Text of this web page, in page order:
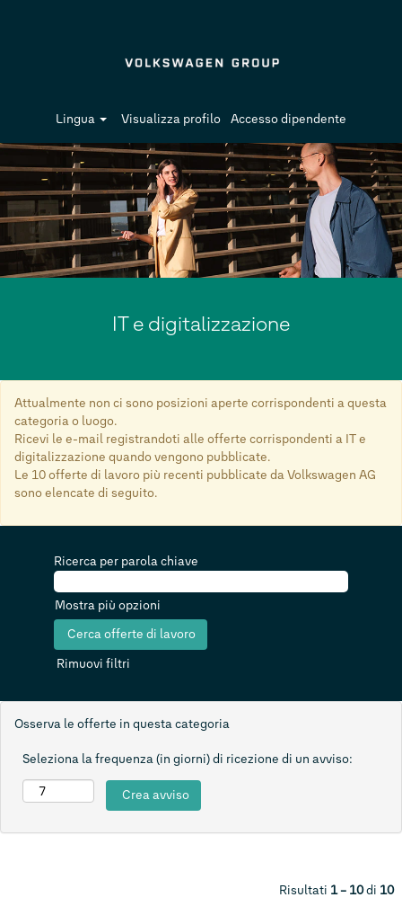
Lingua Visualizza profilo Accesso dipendente
IT
e
digitalizzazione
IT e digitalizzazione
Attualmente non ci sono posizioni aperte corrispondenti a questa
categoria o luogo.
Ricevi le e-mail registrandoti alle offerte corrispondenti a IT e
digitalizzazione quando vengono pubblicate.
Le 10 offerte di lavoro più recenti pubblicate da Volkswagen AG
sono elencate di seguito.
Ricerca per parola chiave
Mostra più opzioni
Rimuovi filtri
Osserva le offerte in questa categoria
Seleziona la frequenza (in giorni) di ricezione di un avviso:
Risultati 1 – 10di 10